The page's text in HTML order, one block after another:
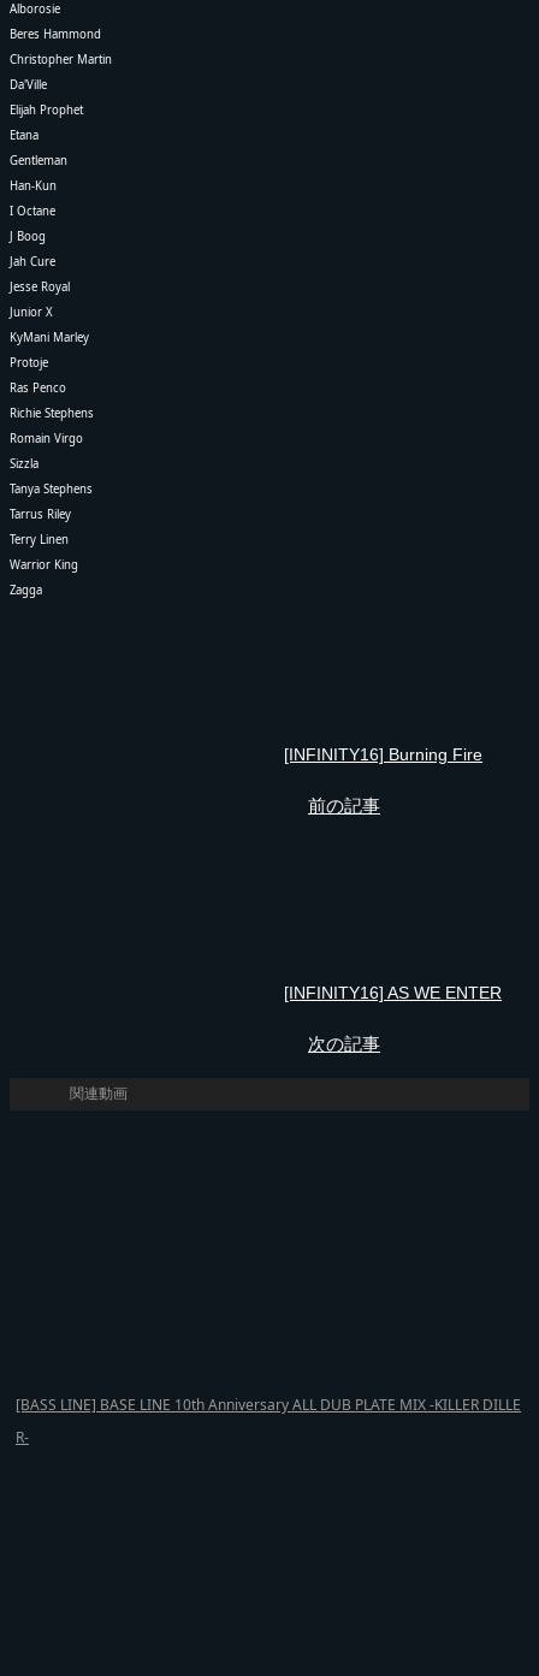
Alborosie
Beres Hammond
Christopher Martin
Da'Ville
Elijah Prophet
Etana
Gentleman
Han-Kun
I Octane
J Boog
Jah Cure
Jesse Royal
Junior X
KyMani Marley
Protoje
Ras Penco
Richie Stephens
Romain Virgo
Sizzla
Tanya Stephens
Tarrus Riley
Terry Linen
Warrior King
Zagga
[INFINITY16] Burning Fire
前の記事
[INFINITY16] AS WE ENTER
次の記事
関連動画
[BASS LINE] BASE LINE 10th Anniversary ALL DUB PLATE MIX -KILLER DILLE
R-